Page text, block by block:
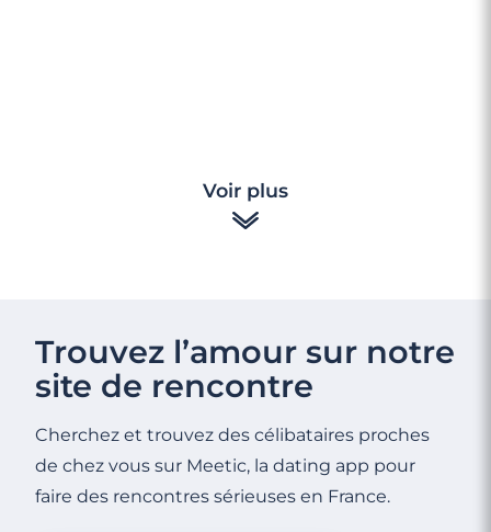
Voir plus
Trouvez l’amour sur notre
site de rencontre
Cherchez et trouvez des célibataires proches
de chez vous sur Meetic, la dating app pour
faire des rencontres sérieuses en France.